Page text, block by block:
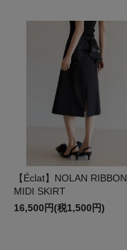
【Éclat】NOLAN RIBBON
MIDI SKIRT
16,500円(税1,500円)